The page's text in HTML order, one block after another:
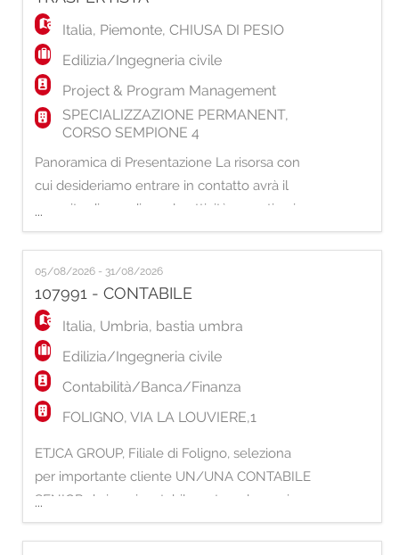
interpretazione di semplici disegni e schemi
tecnici, real
Italia, Piemonte,CHIUSA DI PESIO
Edilizia/Ingegneria civile
Project & Program Management
SPECIALIZZAZIONE PERMANENT,
CORSO SEMPIONE 4
Panoramica di Presentazione La risorsa con
cui desideriamo entrare in contatto avrà il
compito di coordinare le attività operative in
cantiere garantendo il corretto svolgimento
delle lavorazioni sul campo. Sarà
responsabile della gestione della squadra
operativa durante i turni di lavoro in trasferta,
assicurando il rispetto delle procedure tecn
...
05/08/2026 - 31/08/2026
107991 - CONTABILE
Italia, Umbria, bastia umbra
Edilizia/Ingegneria civile
Contabilità/Banca/Finanza
FOLIGNO, VIA LA LOUVIERE,1
ETJCA GROUP, Filiale di Foligno, seleziona
per importante cliente UN/UNA CONTABILE
SENIOR da inserire stabilmente nel proprio
team. Principali responsabilità: - Gestione
della contabilità generale, clienti e fornitori. -
...